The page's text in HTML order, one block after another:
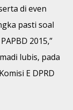
di even
pasti soal
2015,”
lubis, pada
E DPRD